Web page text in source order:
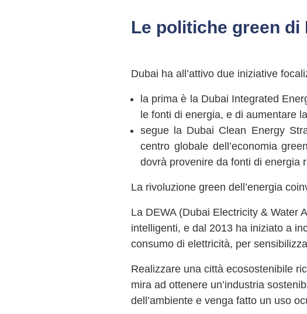
Le politiche green di
Dubai ha all’attivo due iniziative
la prima è la Dubai Integrated
le fonti di energia, e di aumentare
segue la Dubai Clean Energy
centro globale dell’economia
dovrà provenire da fonti di energia
La rivoluzione green dell’energia
La DEWA (Dubai Electricity & Water
intelligenti, e dal 2013 ha iniziato a
consumo di elettricità, per
Realizzare una città ecosostenibile
mira ad ottenere un’industria
dell’ambiente e venga fatto un uso